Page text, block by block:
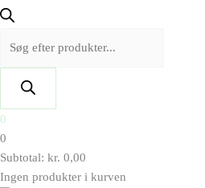
0
0
Subtotal: kr. 0,00
Ingen produkter i kurven